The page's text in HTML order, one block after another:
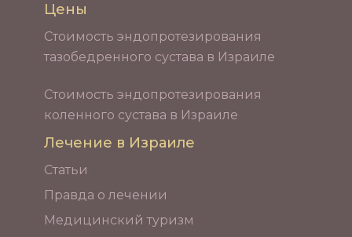
Цены
Стоимость эндопротезирования
тазобедренного сустава в Израиле
Стоимость эндопротезирования
коленного сустава в Израиле
Лечение в Израиле
Статьи
Правда о лечении
Медицинский туризм